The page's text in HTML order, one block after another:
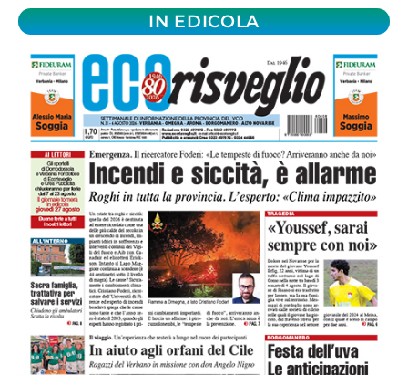
IN EDICOLA